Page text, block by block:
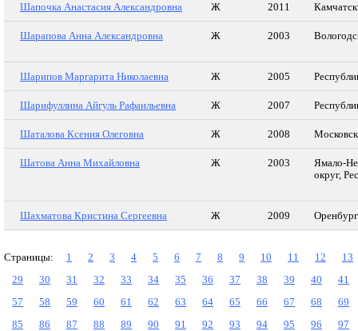
Шапочка Анастасия Александровна Ж 2011
Шарапова Анна Александровна Ж 2003
Шарипов Маргарита Николаевна Ж 2005
Шарифуллина Айгуль Рафаильевна Ж 2007
Шаталова Ксения Олеговна Ж 2008
Шатова Анна Михайловна Ж 2003
Ямало-
округ,
Шахматова Кристина Сергеевна Ж 2009
Страницы: 1 2 3 4 5 6 7 8 9 10 11 12
13
29
30 31 32 33 34 35 36 37 38 39 40
41
57
58 59 60 61 62 63 64 65 66 67 68
69
85
86 87 88 89 90 91 92 93 94 95 96
97